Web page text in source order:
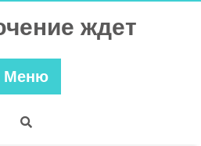
ждет
Меню